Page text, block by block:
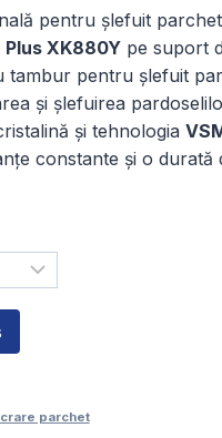
prețuri:
152,00 lei
până
la
271,00 lei
pentru șlefuit
Plus XK880Ype suport
tambur pentru șlefuit
și șlefuirea
și tehnologia
constante și o durată
parchet